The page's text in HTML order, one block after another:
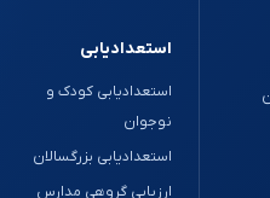
استعدادیابی
استعدادیابی کودک و
نوجوان
استعدادیابی بزرگسالان
ارزیابی گروهی مدارس